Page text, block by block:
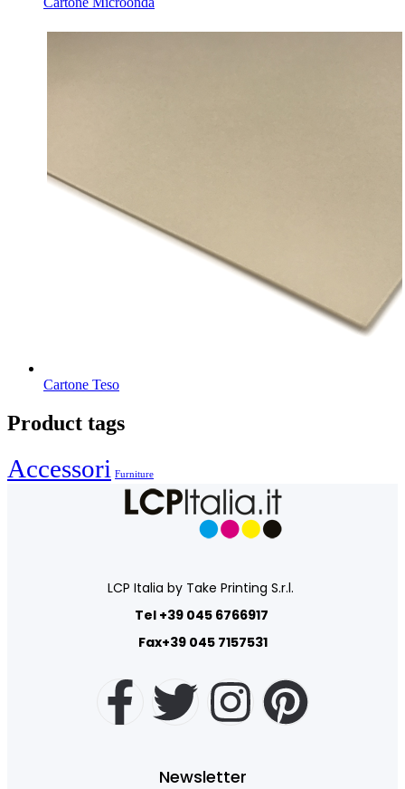
Cartone Teso
Product tags
Accessori Furniture
LCP Italia by Take Printing S.r.l.
Tel +39 045 6766917
Fax+39 045 7157531
Newsletter